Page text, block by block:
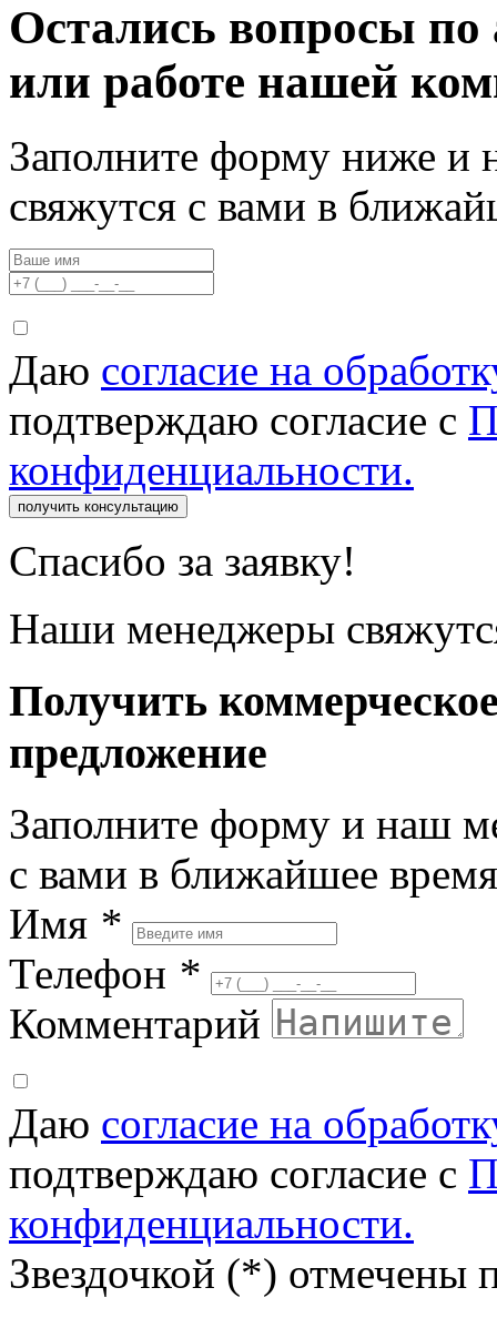
Остались вопросы по
или работе нашей
Заполните форму ниже и
свяжутся с вами в
Даю согласие на
подтверждаю согласие с
конфиденциальности.
получить консультацию
Спасибо за заявку!
Наши менеджеры
Получить
предложение
Заполните форму и наш
с вами в ближайшее время
Имя *
Телефон *
Комментарий
Даю согласие на
подтверждаю согласие с
конфиденциальности.
Звездочкой (*) отмечены